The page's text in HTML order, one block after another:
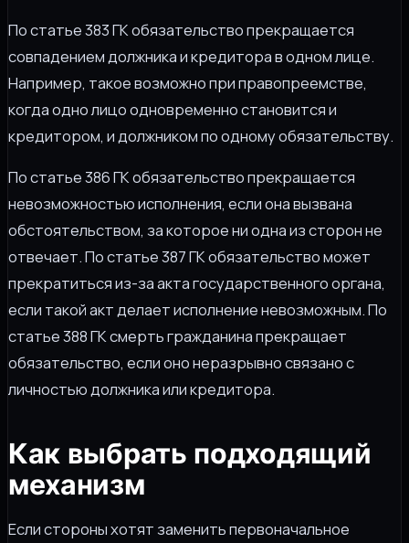
По статье 383 ГК обязательство прекращается
совпадением должника и кредитора в одном лице.
Например, такое возможно при правопреемстве,
когда одно лицо одновременно становится и
кредитором, и должником по одному обязательству.
По статье 386 ГК обязательство прекращается
невозможностью исполнения, если она вызвана
обстоятельством, за которое ни одна из сторон не
отвечает. По статье 387 ГК обязательство может
прекратиться из-за акта государственного органа,
если такой акт делает исполнение невозможным. По
статье 388 ГК смерть гражданина прекращает
обязательство, если оно неразрывно связано с
личностью должника или кредитора.
Как выбрать подходящий
механизм
Если стороны хотят заменить первоначальное